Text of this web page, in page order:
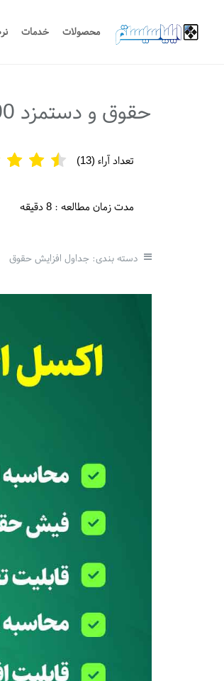
محصولات خدمات
حقوق و دستمزد 1400 اعلام شد
تعداد آراء (13
)
مدت زمان مطالعه : 8 دقیقه
دسته بندی: جداول افزایش حقوق